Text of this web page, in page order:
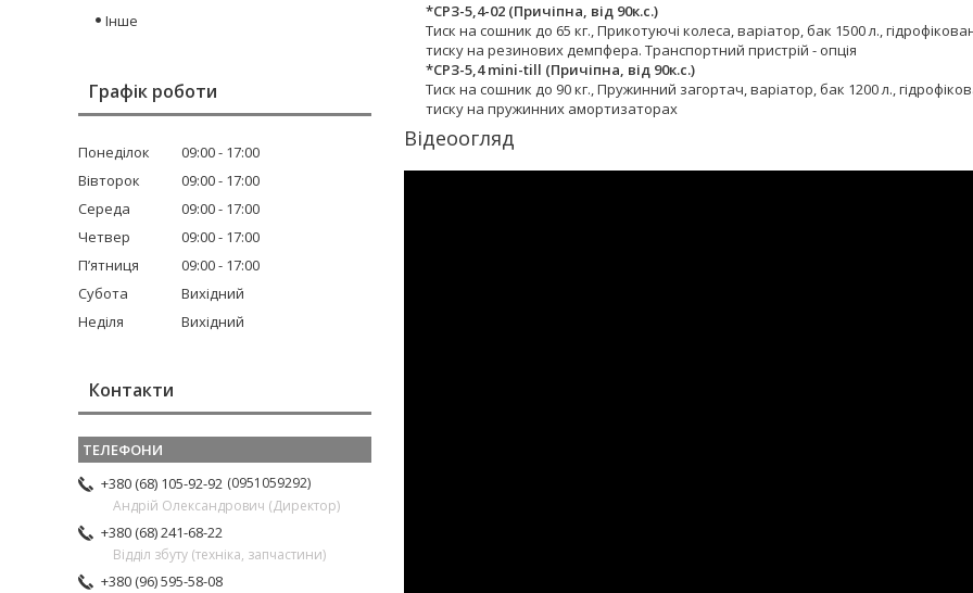
*СРЗ-5,4-02 (Причіпна, від 90к.с.)
Тиск на сошник до 65 кг., Прикотуючі колеса, варіатор, бак 1500 л.,
тиску на резинових демпфера. Транспортний пристрій - опція
*СРЗ-5,4 mini-till (Причіпна, від 90к.с.)
Тиск на сошник до 90 кг., Пружинний загортач, варіатор, бак 1200 л.,
тиску на пружинних амортизаторах
Відеоогляд
Інше
Графік роботи
Понеділок 09:00
17:00
Вівторок
09:00
17:00
Середа
09:00
17:00
Четвер
09:00
17:00
Пʼятниця
09:00
17:00
Субота
Вихідний
Неділя
Вихідний
Контакти
+380 (68) 105-92-92 0951059292
Андрій Олександрович (Директор)
+380 (68) 241-68-22
Відділ збуту (техніка, запчастини)
+380 (96) 595-58-08